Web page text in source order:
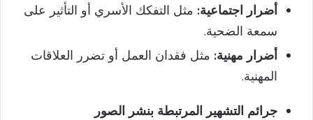
أضرار اجتماعية: مثل التفكك الأسري أو التأثير على
سمعة الضحية.
أضرار مهنية: مثل فقدان العمل أو تضرر العلاقات
المهنية.
جرائم التشهير المرتبطة بنشر الصور